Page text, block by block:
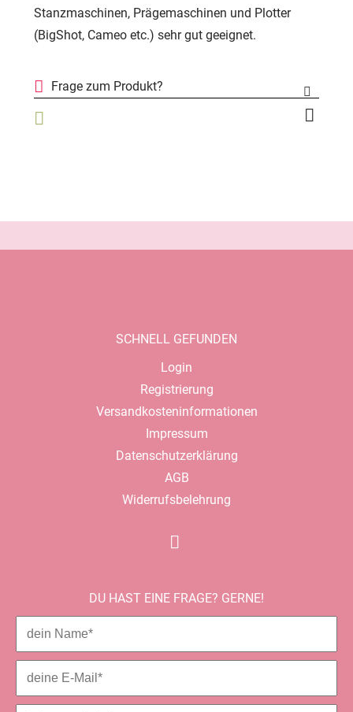
Stanzmaschinen, Prägemaschinen und Plotter
(BigShot, Cameo etc.) sehr gut geeignet.
Frage zum Produkt?
SCHNELL GEFUNDEN
Navigation
überspringen
Login
Registrierung
Versandkosteninformationen
Impressum
Datenschutzerklärung
AGB
Widerrufsbelehrung
DU HAST EINE FRAGE? GERNE!